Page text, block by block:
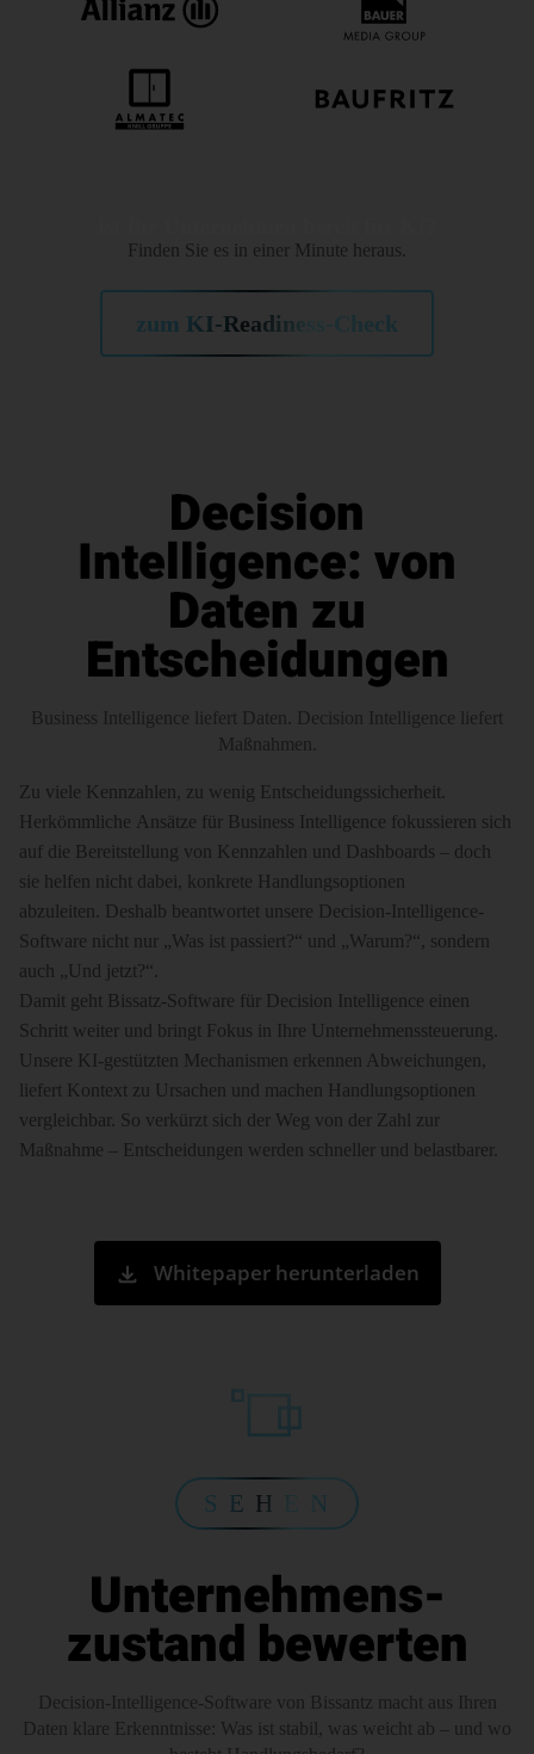
Finden Sie es in einer Minute heraus.
zum KI-Readiness-Check
Decision
Intelligence: von
Daten zu
Entscheidungen
Business Intelligence liefert Daten. Decision Intelligence liefert
Maßnahmen.
Zu viele Kennzahlen, zu wenig Entscheidungssicherheit.
Herkömmliche Ansätze für Business Intelligence fokussieren sich
auf die Bereitstellung von Kennzahlen und Dashboards – doch
sie helfen nicht dabei, konkrete Handlungsoptionen
abzuleiten. Deshalb beantwortet unsere Decision-Intelligence-
Software nicht nur „Was ist passiert?“ und „Warum?“, sondern
auch „Und jetzt?“.
Damit geht Bissatz-Software für Decision Intelligence einen
Schritt weiter und bringt Fokus in Ihre Unternehmenssteuerung.
Unsere KI-gestützten Mechanismen erkennen Abweichungen,
liefert Kontext zu Ursachen und machen Handlungsoptionen
vergleichbar. So verkürzt sich der Weg von der Zahl zur
Maßnahme – Entscheidungen werden schneller und belastbarer.
Whitepaper herunterladen
S E H E N
Unternehmens­
zustand bewerten
Decision-Intelligence-Software von Bissantz macht aus Ihren
Daten klare Erkenntnisse: Was ist stabil, was weicht ab – und wo